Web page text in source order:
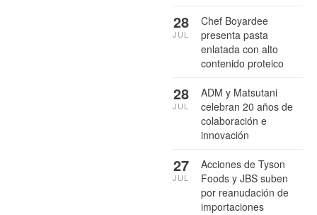
Chef Boyardee
presenta pasta
enlatada con alto
contenido proteico
28
JUL
ADM y Matsutani
celebran 20 años de
colaboración e
innovación
28
JUL
Acciones de Tyson
Foods y JBS suben
por reanudación de
importaciones
27
JUL